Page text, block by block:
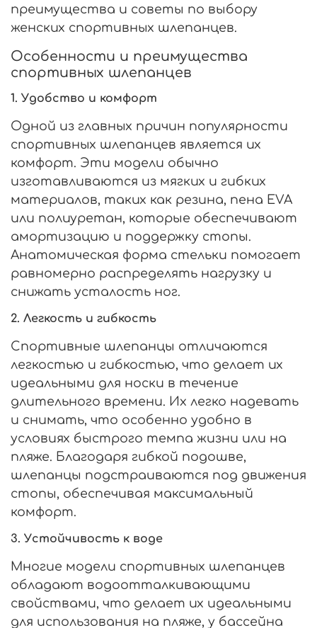
преимущества и советы по выбору
женских спортивных шлепанцев.
Особенности и преимущества
спортивных шлепанцев
1. Удобство и комфорт
Одной из главных причин популярности
спортивных шлепанцев является их
комфорт. Эти модели обычно
изготавливаются из мягких и гибких
материалов, таких как резина, пена EVA
или полиуретан, которые обеспечивают
амортизацию и поддержку стопы.
Анатомическая форма стельки помогает
равномерно распределять нагрузку и
снижать усталость ног.
2. Легкость и гибкость
Спортивные шлепанцы отличаются
легкостью и гибкостью, что делает их
идеальными для носки в течение
длительного времени. Их легко надевать
и снимать, что особенно удобно в
условиях быстрого темпа жизни или на
пляже. Благодаря гибкой подошве,
шлепанцы подстраиваются под движения
стопы, обеспечивая максимальный
комфорт.
3. Устойчивость к воде
Многие модели спортивных шлепанцев
обладают водоотталкивающими
свойствами, что делает их идеальными
для использования на пляже, у бассейна